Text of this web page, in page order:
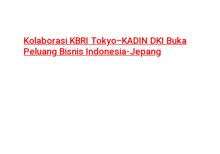
Kolaborasi KBRI Tokyo–KADIN DKI Buka
Peluang Bisnis Indonesia-Jepang